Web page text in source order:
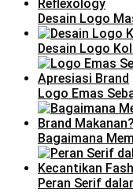
Desain Logo
Desain Logo
Logo Emas
Bagaimana
Peran Serif